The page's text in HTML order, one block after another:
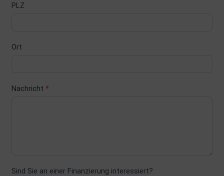
PLZ
Ort
Nachricht*
Sind Sie an einer Finanzierung interessiert?